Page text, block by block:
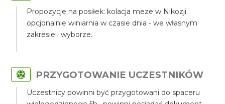
Propozycje na posiłek: kolacja meze w Nikozji.
opcjonalnie winiarnia w czasie dnia - we własnym
zakresie i wyborze.
PRZYGOTOWANIE UCZESTNIKÓW
Uczestnicy powinni być przygotowani do spaceru